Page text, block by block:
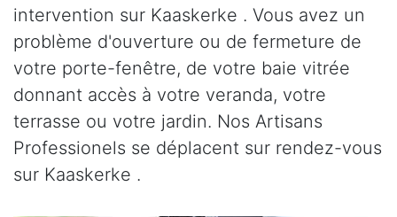
intervention sur Kaaskerke . Vous avez un
problème d'ouverture ou de fermeture de
votre porte-fenêtre, de votre baie vitrée
donnant accès à votre veranda, votre
terrasse ou votre jardin. Nos Artisans
Professionels se déplacent sur rendez-vous
sur Kaaskerke .